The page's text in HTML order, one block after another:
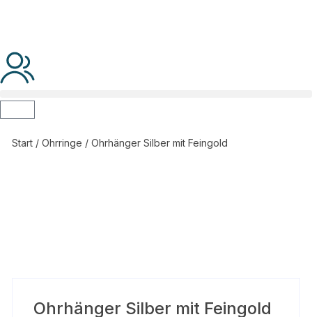
Start /Ohrringe / Ohrhänger Silber mit Feingold
Ohrhänger Silber mit Feingold